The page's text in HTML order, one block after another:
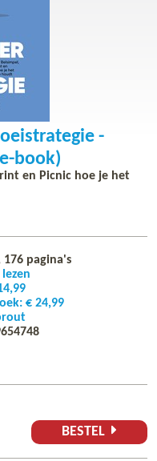
-
book)
en Picnic hoe je het
176 pagina's
€ 24,99
BESTEL